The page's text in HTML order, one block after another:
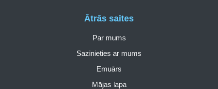
Ātrās saites
Par mums
Sazinieties ar mums
Emuārs
Mājas lapa